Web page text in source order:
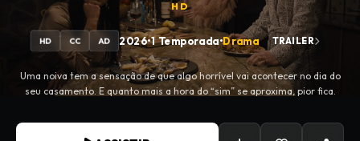
HD
HD CC AD 2026•1 Temporada•Drama TRAILER
Uma noiva tem a sensação de que algo horrível vai acontecer no dia do
seu casamento. E quanto mais a hora do “sim” se aproxima, pior fica.